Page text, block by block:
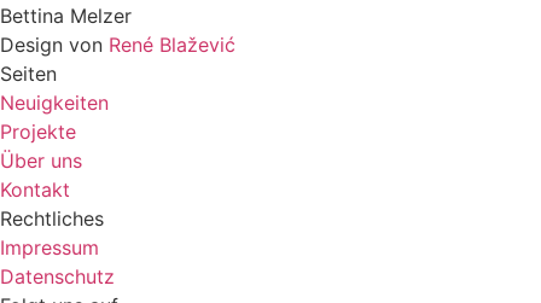
Bettina Melzer
Design von René Blažević
Seiten
Neuigkeiten
Projekte
Über uns
Kontakt
Rechtliches
Impressum
Datenschutz